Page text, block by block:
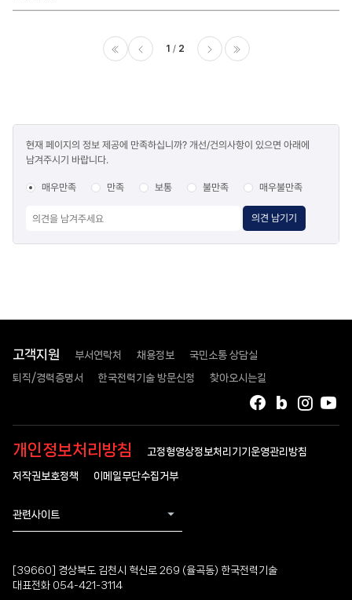
1 2
만족도
조사
현재 페이지의 정보 제공에 만족하십니까? 개선/건의사항이 있으면 아래에
남겨주시기 바랍니다.
매우만족 만족 보통 불만족 매우불만족
의견 남기기
고객지원 부서연락처 채용정보 국민소통 상담실
퇴직/경력증명서 한국전력기술 방문신청 찾아오시는길
인스
블로그
페이스북
개인정보처리방침 고정형영상정보처리기기운영관리방침
저작권보호정책 이메일무단수집거부
관련사이트
[39660] 경상북도 김천시 혁신로 269 (율곡동) 한국전력기술
대표전화 054-421-3114